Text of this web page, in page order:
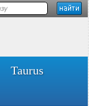
Taurus